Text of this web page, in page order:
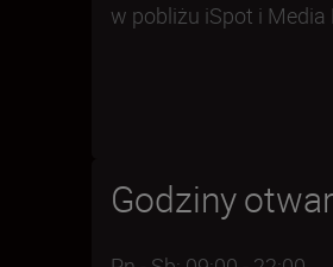
w pobliżu iSpot i Media
Godziny